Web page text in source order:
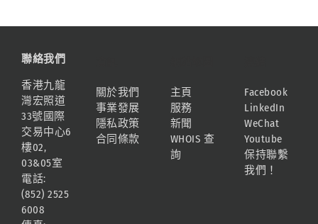
聯絡我們
香港九龍
灣宏照道
33號國際
交易中心6
樓02,
03&05室
電話:
(852) 2525
6008
關於我們
事業發展
隱私政策
合同條款
主頁
服務
新聞
WHOIS 查
詢
Facebook
LinkedIn
WeChat
Youtube
保持聯繫
我們！